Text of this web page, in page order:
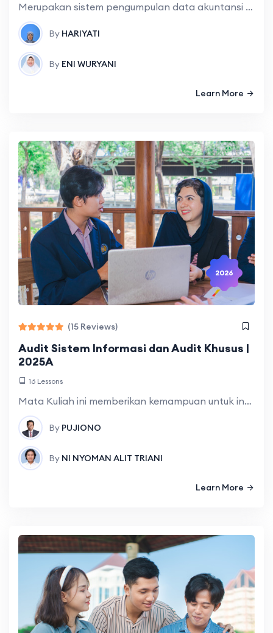
Merupakan sistem pengumpulan data akuntansi yang menjelaskan kegiatan perusahaan dan mengubah data tersebut menjadi informasi, serta menyediakan informasi bagi pemakai didalam maupun diluar perusahaan
By HARIYATI
By ENI WURYANI
Learn More
2026
(15 Reviews)
Audit Sistem Informasi dan Audit Khusus |
2025A
16 Lessons
Mata Kuliah ini memberikan kemampuan untuk information system audit program, Information System Security Policies, Standards, and/or Guidelences, auditing service organization applications, physical security, logical security,
By PUJIONO
By NI NYOMAN ALIT TRIANI
Learn More